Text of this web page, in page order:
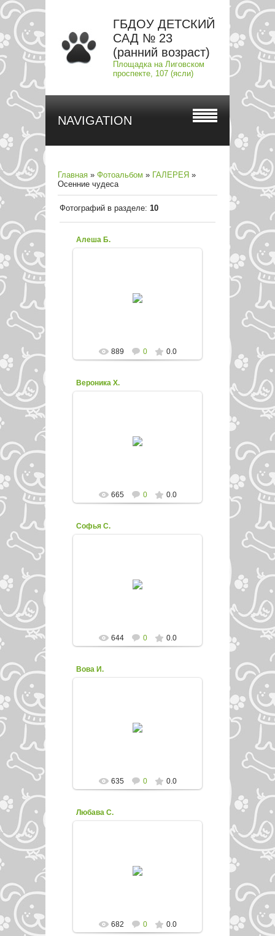
ГБДОУ ДЕТСКИЙ
САД № 23
(ранний возраст)
Площадка на Лиговском
проспекте, 107 (ясли)
NAVIGATION
Главная » Фотоальбом » ГАЛЕРЕЯ »
Осенние чудеса
Фотографий в разделе: 10
Алеша Б.
889 0 0.0
Вероника Х.
665 0 0.0
Софья С.
644 0 0.0
Вова И.
635 0 0.0
Любава С.
682 0 0.0